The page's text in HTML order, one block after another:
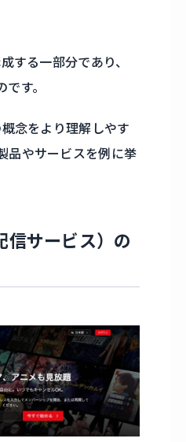
する一部分であり、
す。
念をより理解しやす
品やサービスを例に挙
サービス）の